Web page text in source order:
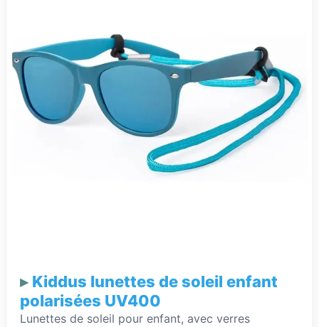
Kiddus lunettes de soleil enfant
polarisées UV400
Lunettes de soleil pour enfant, avec verres